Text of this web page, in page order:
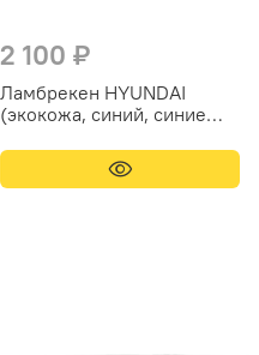
2 100 ₽
Ламбрекен HYUNDAI
(экокожа, синий, синие